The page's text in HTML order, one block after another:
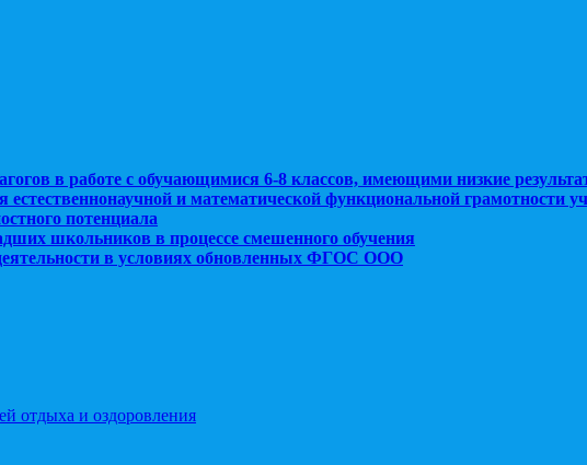
в работе с обучающимися 6-8 классов, имеющими низкие
естественнонаучной и математической функциональной грамотности
потенциала
школьников в процессе смешенного обучения
в условиях обновленных ФГОС ООО
отдыха и оздоровления